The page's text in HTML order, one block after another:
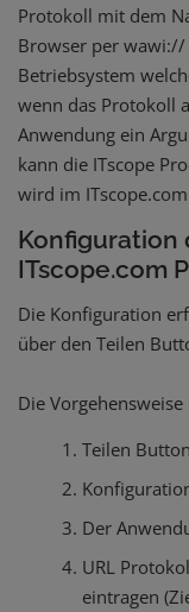
Protokoll mit dem
Browser per wawi://
Betriebsystem
wenn das Protokoll
Anwendung ein
kann die ITscope
wird im
Konfiguration
ITscope.com
Die Konfiguration
über den Teilen
Die Vorgehensweise
Teilen
Der
URL
eintragen